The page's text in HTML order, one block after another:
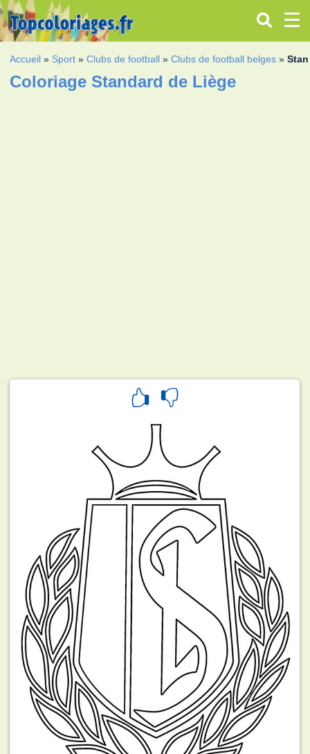
Accueil » Sport »Clubs de football »Clubs de football belges »
Coloriage Standard de Liège